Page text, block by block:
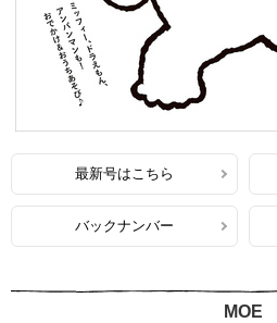
最新号はこちら
バックナンバー
MOE